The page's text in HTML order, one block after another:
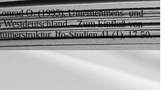
O.(1995). Unternehmens- und
– Zum Einfluß von
Ifo-Studien41 (1), 17-50.